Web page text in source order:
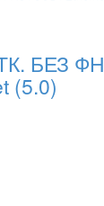
БЕЗ ФН
(5.0)